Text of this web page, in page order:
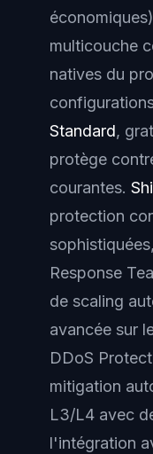
multicouche
natives du
Standard,
protège
courantes.
protection
Response
de scaling
avancée sur
DDoS
mitigation
L3/L4 avec
l'intégration